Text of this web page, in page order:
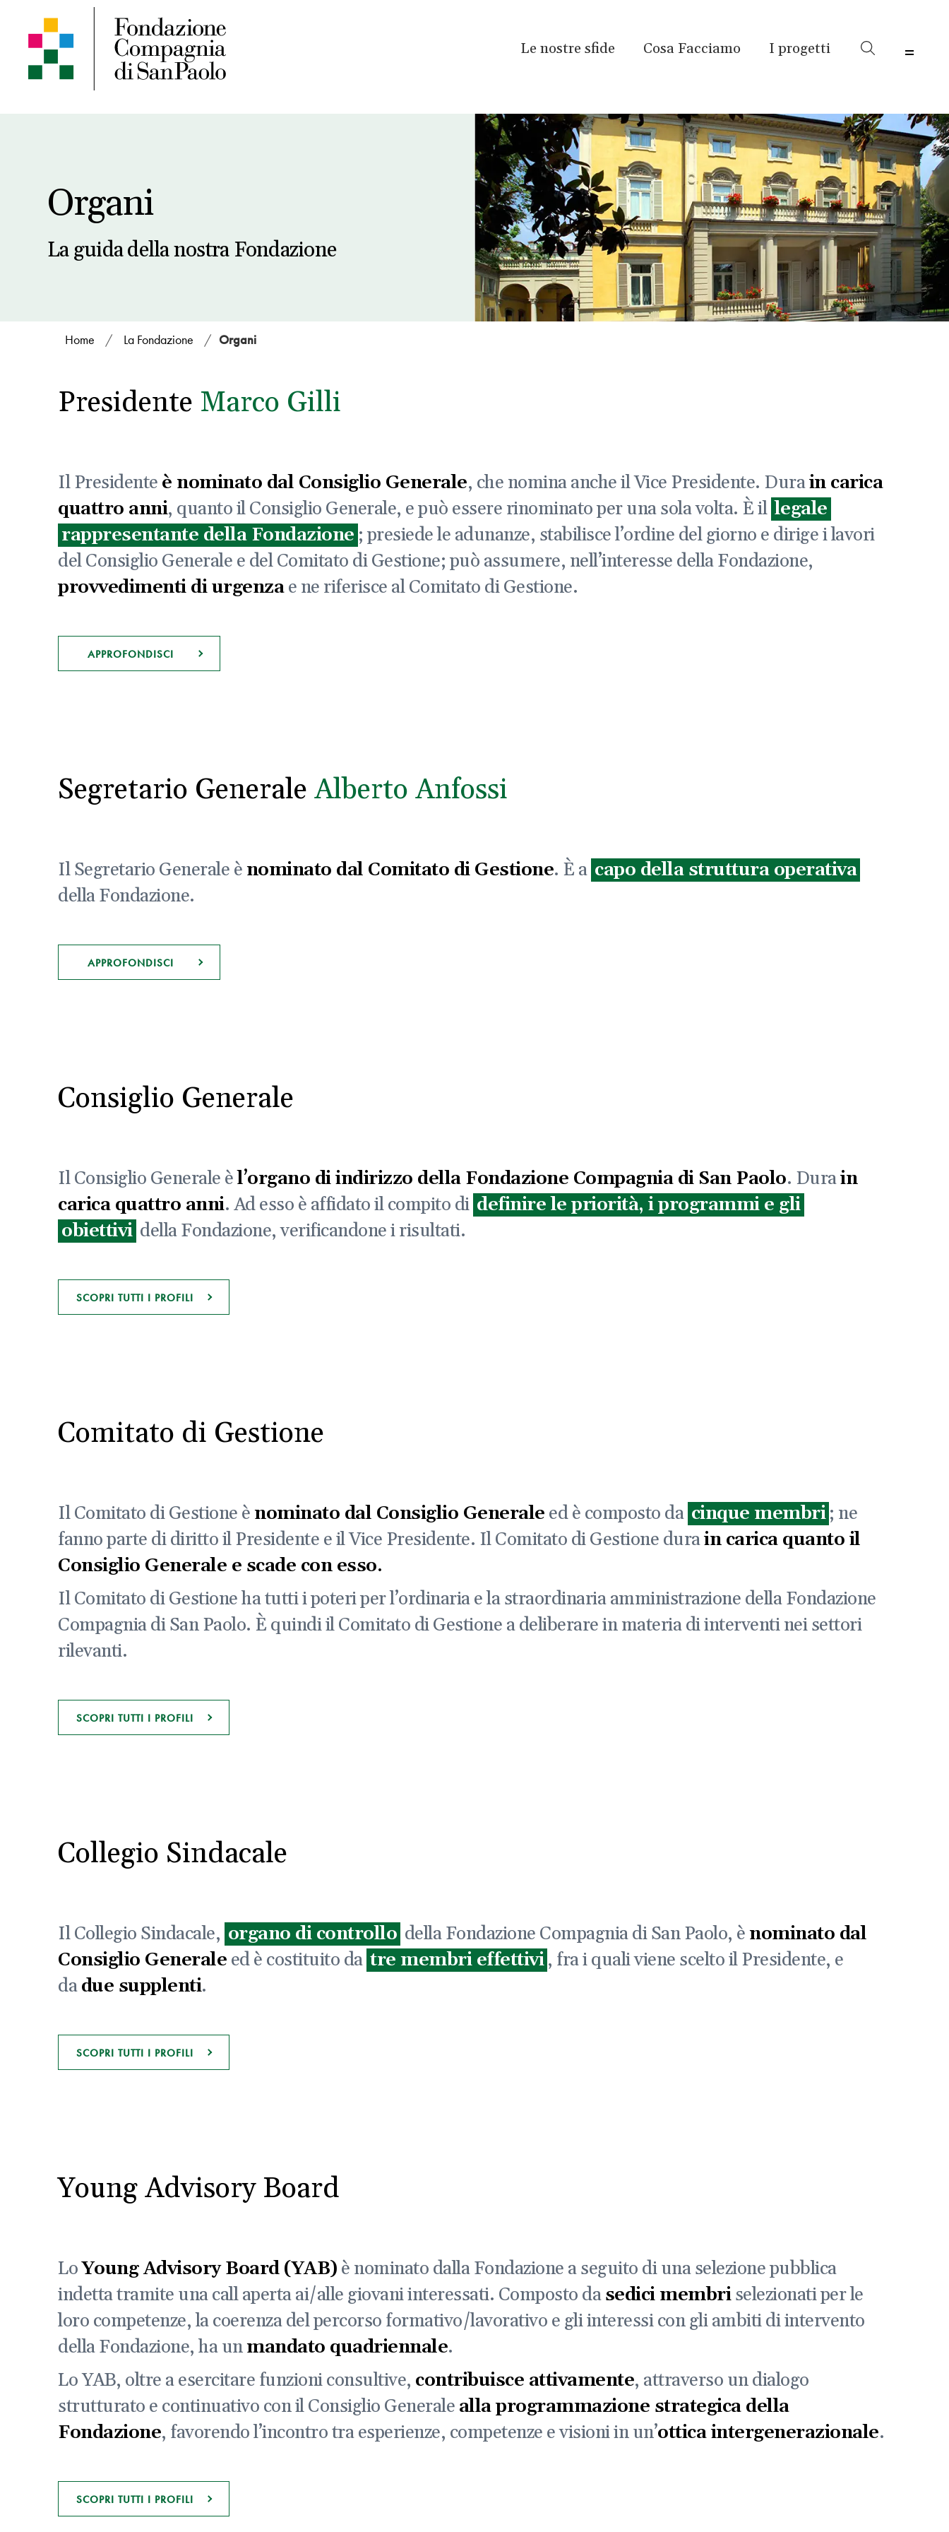
Le nostre sfide Cosa Facciamo I progetti
Organi
La guida della nostra Fondazione
Home / La Fondazione / Organi
Presidente Marco Gilli
Il Presidente è nominato dal Consiglio Generale, che nomina anche il Vice Presidente. Durain carica
quattro anni, quanto il Consiglio Generale, e può essere rinominato per una sola volta. È il legale
rappresentante della Fondazione ; presiede le adunanze, stabilisce l’ordine del giorno e dirige i lavori
del Consiglio Generale e del Comitato di Gestione; può assumere, nell’interesse della Fondazione,
provvedimenti di urgenzae ne riferisce al Comitato di Gestione.
APPROFONDISCI
Segretario Generale Alberto Anfossi
Il Segretario Generale ènominato dal Comitato di Gestione. È a capo della struttura operativa
della Fondazione.
APPROFONDISCI
Consiglio Generale
Il Consiglio Generale èl’organo di indirizzo della Fondazione Compagnia di San Paolo. Durain
carica quattro anni. Ad esso è affidato il compito di definire le priorità, i programmi e gli
obiettivi della Fondazione, verificandone i risultati.
SCOPRI TUTTI I PROFILI
Comitato di Gestione
Il Comitato di Gestione ènominato dal Consiglio Generale ed è composto da cinque membri ; ne
fanno parte di diritto il Presidente e il Vice Presidente. Il Comitato di Gestione durain carica quanto il
Consiglio Generale e scade con esso.
Il Comitato di Gestione ha tutti i poteri per l’ordinaria e la straordinaria amministrazione della Fondazione
Compagnia di San Paolo. È quindi il Comitato di Gestione a deliberare in materia di interventi nei settori
rilevanti.
SCOPRI TUTTI I PROFILI
Collegio Sindacale
Il Collegio Sindacale, organo di controllo della Fondazione Compagnia di San Paolo, ènominato dal
Consiglio Generale ed è costituito da tre membri effettivi , fra i quali viene scelto il Presidente, e
dadue supplenti.
SCOPRI TUTTI I PROFILI
Young Advisory Board
LoYoung Advisory Board (YAB) è nominato dalla Fondazione a seguito di una selezione pubblica
indetta tramite una call aperta ai/alle giovani interessati. Composto dasedici membriselezionati per le
loro competenze, la coerenza del percorso formativo/lavorativo e gli interessi con gli ambiti di intervento
della Fondazione, ha unmandato quadriennale.
Lo YAB, oltre a esercitare funzioni consultive, contribuisce attivamente, attraverso un dialogo
strutturato e continuativo con il Consiglio Generale alla programmazione strategica della
Fondazione, favorendo l’incontro tra esperienze, competenze e visioni in un’ottica intergenerazionale.
SCOPRI TUTTI I PROFILI